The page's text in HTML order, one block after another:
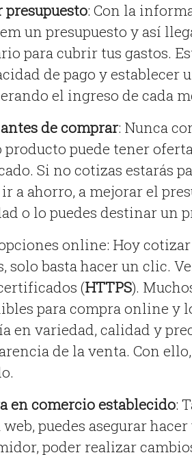
: Con la
un presupuesto y así
para cubrir tus gastos.
de pago y
el ingreso de cada
de comprar: Nunca
producto puede tener
Si no cotizas estarás
a ahorro, a mejorar el
o lo puedes destinar un
online: Hoy
solo basta hacer un clic.
(HTTPS).
para compra online y
en variedad, calidad y
de la venta. Con
en comercio establecido:
puedes asegurar
poder realizar